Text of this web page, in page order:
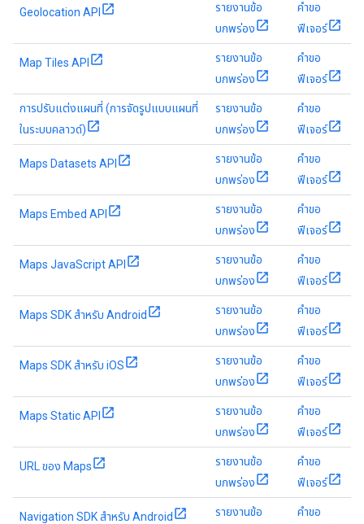
Geolocation API
รายงานข้อ
บกพร่อง
คำขอ
ฟีเจอร์
Map Tiles API
รายงานข้อ
บกพร่อง
คำขอ
ฟีเจอร์
การปรับแต่งแผนที่ (การจัดรูปแบบแผนที่
ในระบบคลาวด์)
รายงานข้อ
บกพร่อง
คำขอ
ฟีเจอร์
Maps Datasets API
รายงานข้อ
บกพร่อง
คำขอ
ฟีเจอร์
Maps Embed API
รายงานข้อ
บกพร่อง
คำขอ
ฟีเจอร์
Maps JavaScript API
รายงานข้อ
บกพร่อง
คำขอ
ฟีเจอร์
Maps SDK สำหรับ Android
รายงานข้อ
บกพร่อง
คำขอ
ฟีเจอร์
Maps SDK สำหรับ iOS
รายงานข้อ
บกพร่อง
คำขอ
ฟีเจอร์
Maps Static API
รายงานข้อ
บกพร่อง
คำขอ
ฟีเจอร์
URL ของ Maps
รายงานข้อ
บกพร่อง
คำขอ
ฟีเจอร์
Navigation SDK สำหรับ Android
รายงานข้อ
คำขอ